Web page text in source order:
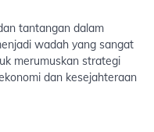
tantangan dalam
wadah yang sangat
merumuskan strategi
dan kesejahteraan